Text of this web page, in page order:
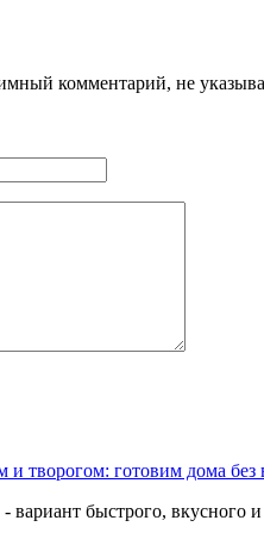
комментарий, не
и творогом: готовим дома без
вариант быстрого, вкусного